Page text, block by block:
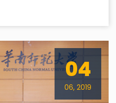
04
06, 2019